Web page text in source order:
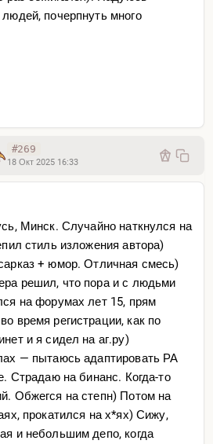
обсудить поделиться своим
ко всем, хотя могу быть крайне
те кто в реальном поиске и
в этом ебанутом и тем не
и что важнее в самом себе.
почерпнуть много
#269
18 Окт 2025 16:33
Минск. Случайно наткнулся на
стиль изложения автора)
+ юмор. Отличная смесь)
решил, что пора и с людьми
на форумах лет 15, прям
время регистрации, как по
и я сидел на аг.ру)
— пытаюсь адаптировать РА
Страдаю на бинанс. Когда-то
Обжегся на степн) Потом на
прокатился на х*ях) Сижу,
и небольшим депо, когда